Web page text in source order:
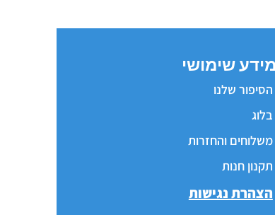
מידע שימושי
הסיפור שלנו
בלוג
משלוחים והחזרות
תקנון חנות
הצהרת נגישות